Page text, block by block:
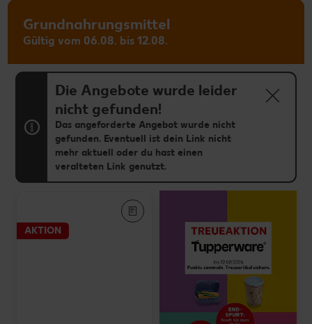
Grundnahrungsmittel
Gültig vom 06.08. bis 12.08.
Die Angebote wurde leider
nicht gefunden!
Das angeforderte Angebot wurde nicht
gefunden. Eventuell ist dein Link nicht
mehr aktuell oder du hast einen
veralteten Link genutzt.
AKTION